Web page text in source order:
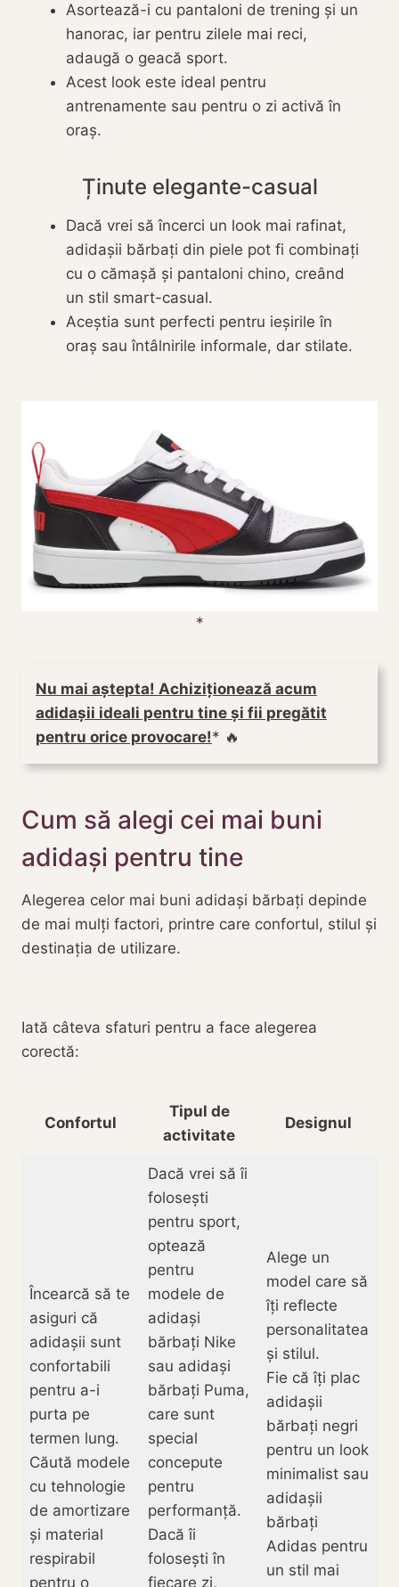
Asortează-i cu pantaloni de trening și un
hanorac, iar pentru zilele mai reci,
adaugă o geacă sport.
Acest look este ideal pentru
antrenamente sau pentru o zi activă în
oraș.
Ținute elegante-casual
Dacă vrei să încerci un look mai rafinat,
adidașii bărbați din piele pot fi combinați
cu o cămașă și pantaloni chino, creând
un stil smart-casual.
Aceștia sunt perfecti pentru ieșirile în
oraș sau întâlnirile informale, dar stilate.
Nu mai aștepta! Achiziționează acum
adidașii ideali pentru tine și fii pregătit
pentru orice provocare!
🔥
Cum să alegi cei mai buni
adidași pentru tine
Alegerea celor mai buni adidași bărbați depinde
de mai mulți factori, printre care confortul, stilul și
destinația de utilizare.
Iată câteva sfaturi pentru a face alegerea
corectă:
Confortul
Tipul de
activitate
Designul
Încearcă să te
asiguri că
adidașii sunt
confortabili
pentru a-i
purta pe
termen lung.
Căută modele
cu tehnologie
de amortizare
și material
respirabil
pentru o
Dacă vrei să îi
folosești
pentru sport,
optează
pentru
modele de
adidași
bărbați Nike
sau adidași
bărbați Puma,
care sunt
special
concepute
pentru
performanță.
Dacă îi
folosești în
fiecare zi,
Alege un
model care să
îți reflecte
personalitatea
și stilul.
Fie că îți plac
adidașii
bărbați negri
pentru un look
minimalist sau
adidașii
bărbați
Adidas pentru
un stil mai